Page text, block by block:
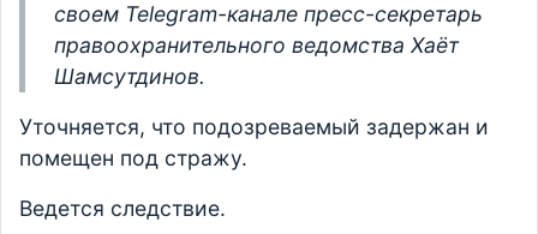
своем Telegram-канале пресс-секретарь
правоохранительного ведомства Хаёт
Шамсутдинов.
Уточняется, что подозреваемый задержан и
помещен под стражу.
Ведется следствие.